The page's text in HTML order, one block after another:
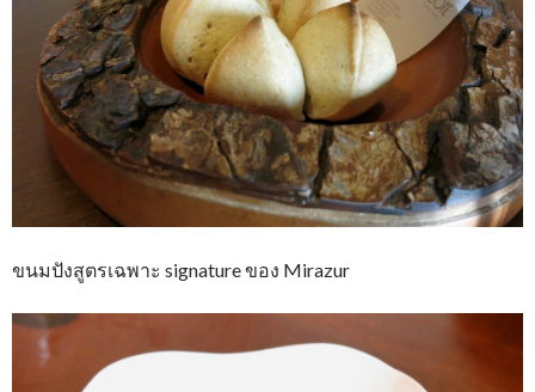
ขนมปังสูตรเฉพาะ signature ของ Mirazur